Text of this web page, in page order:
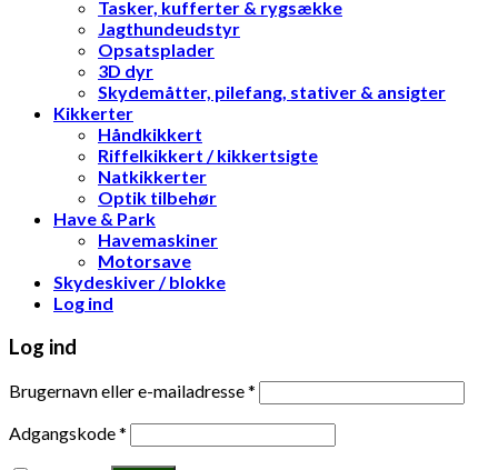
Tasker, kufferter & rygsække
Jagthundeudstyr
Opsatsplader
3D dyr
Skydemåtter, pilefang, stativer & ansigter
Kikkerter
Håndkikkert
Riffelkikkert / kikkertsigte
Natkikkerter
Optik tilbehør
Have & Park
Havemaskiner
Motorsave
Skydeskiver / blokke
Log ind
Log ind
Brugernavn eller e-mailadresse*
Adgangskode*